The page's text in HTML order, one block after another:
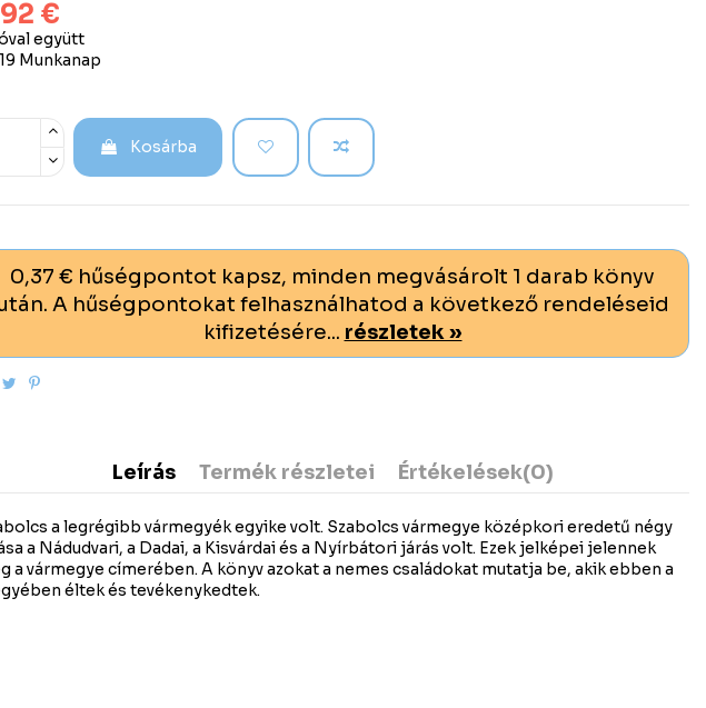
€
együtt
Munkanap
Kosárba
0,37 € hűségpontot kapsz, minden megvásárolt 1 darab könyv
A hűségpontokat felhasználhatod a következő rendeléseid
kifizetésére... részletek »
Leírás Termék részletei Értékelések(0)
a legrégibb vármegyék egyike volt. Szabolcs vármegye középkori eredetű négy
a Nádudvari, a Dadai, a Kisvárdai és a Nyírbátori járás volt. Ezek jelképei jelennek
a vármegye címerében. A könyv azokat a nemes családokat mutatja be, akik ebben a
éltek és tevékenykedtek.